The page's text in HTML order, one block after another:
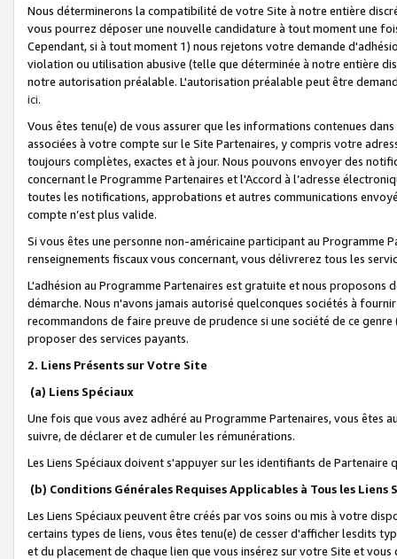
Nous déterminerons la compatibilité de votre Site à notre entière
vous pourrez déposer une nouvelle candidature à tout moment une
Cependant, si à tout moment 1) nous rejetons votre demande
violation ou utilisation abusive (telle que déterminée à notre entière
notre autorisation préalable. L'autorisation préalable peut être
ici.
Vous êtes tenu(e) de vous assurer que les informations contenues
associées à votre compte sur le Site Partenaires, y compris votre
toujours complètes, exactes et à jour. Nous pouvons envoyer des
concernant le Programme Partenaires et l'Accord à l’adresse
toutes les notifications, approbations et autres communications
compte n’est plus valide.
Si vous êtes une personne non-américaine participant au
renseignements fiscaux vous concernant, vous délivrerez tous les
L'adhésion au Programme Partenaires est gratuite et nous proposons
démarche. Nous n'avons jamais autorisé quelconques sociétés à
recommandons de faire preuve de prudence si une société de ce
proposer des services payants.
2. Liens Présents sur Votre Site
(a) Liens Spéciaux
Une fois que vous avez adhéré au Programme Partenaires, vous êtes
suivre, de déclarer et de cumuler les rémunérations.
Les Liens Spéciaux doivent s'appuyer sur les identifiants de Partenaire
(b) Conditions Générales Requises Applicables à Tous les Liens
Les Liens Spéciaux peuvent être créés par vos soins ou mis à votre
certains types de liens, vous êtes tenu(e) de cesser d'afficher lesdits
et du placement de chaque lien que vous insérez sur votre Site et